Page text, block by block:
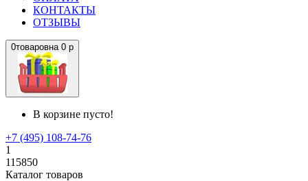
КОНТАКТЫ
ОТЗЫВЫ
0товаровна 0 р
В корзине пусто!
+7 (495) 108-74-76
1
115850
Каталог товаров